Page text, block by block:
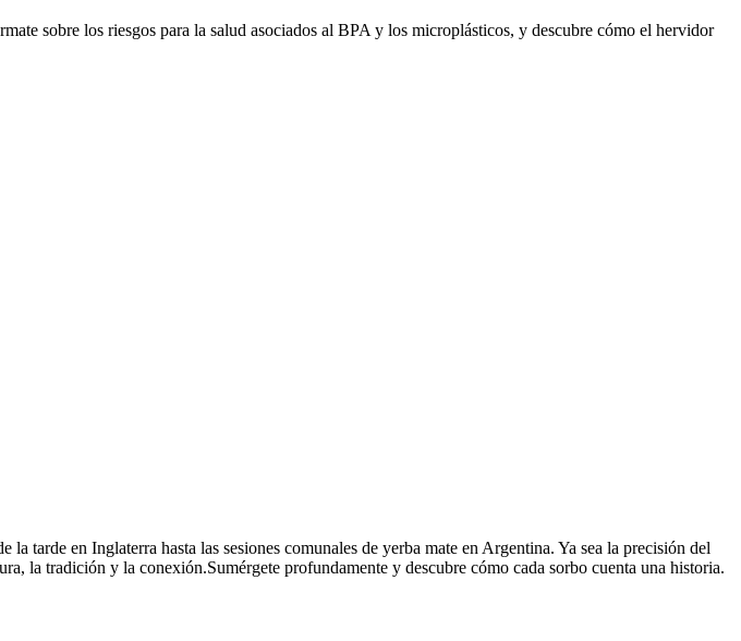
sobre los riesgos para la salud asociados al BPA y los microplásticos, y descubre cómo el hervidor
tarde en Inglaterra hasta las sesiones comunales de yerba mate en Argentina. Ya sea la precisión del
la tradición y la conexión.Sumérgete profundamente y descubre cómo cada sorbo cuenta una historia.